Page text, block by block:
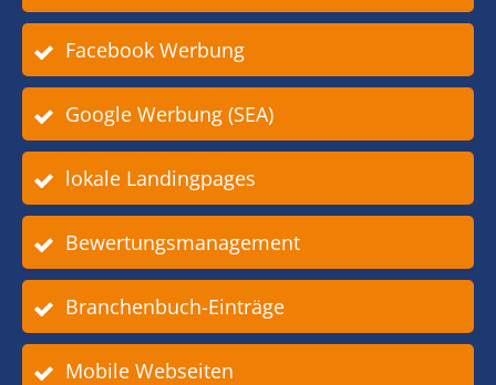
Facebook Werbung
Google Werbung (SEA)
lokale Landingpages
Bewertungsmanagement
Branchenbuch-Einträge
Mobile Webseiten